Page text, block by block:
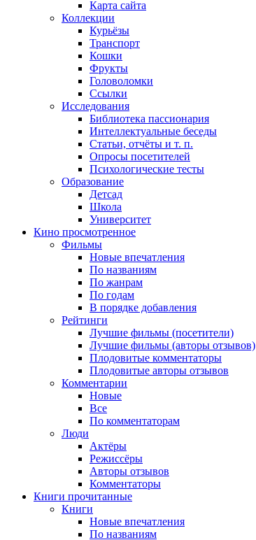
Карта сайта
Коллекции
Курьёзы
Транспорт
Кошки
Фрукты
Головоломки
Ссылки
Исследования
Библиотека пассионария
Интеллектуальные беседы
Статьи, отчёты и т. п.
Опросы посетителей
Психологические тесты
Образование
Детсад
Школа
Университет
Кино просмотренное
Фильмы
Новые впечатления
По названиям
По жанрам
По годам
В порядке добавления
Рейтинги
Лучшие фильмы (посетители)
Лучшие фильмы (авторы отзывов)
Плодовитые комментаторы
Плодовитые авторы отзывов
Комментарии
Новые
Все
По комментаторам
Люди
Актёры
Режиссёры
Авторы отзывов
Комментаторы
Книги прочитанные
Книги
Новые впечатления
По названиям